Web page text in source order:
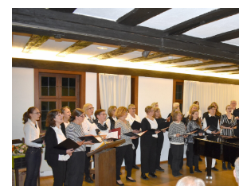
Kontakt